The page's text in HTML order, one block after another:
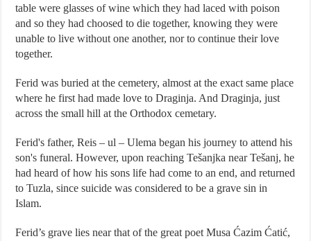
table were glasses of wine which they had laced with poison
and so they had choosed to die together, knowing they were
unable to live without one another, nor to continue their love
together.
Ferid was buried at the cemetery, almost at the exact same place
where he first had made love to Draginja. And Draginja, just
across the small hill at the Orthodox cemetary.
Ferid's father, Reis – ul – Ulema began his journey to attend his
son's funeral. However, upon reaching Tešanjka near Tešanj, he
had heard of how his sons life had come to an end, and returned
to Tuzla, since suicide was considered to be a grave sin in
Islam.
Ferid’s grave lies near that of the great poet Musa Ćazim Ćatić,